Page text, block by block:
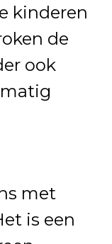
kinderen
de
ook
met
is een